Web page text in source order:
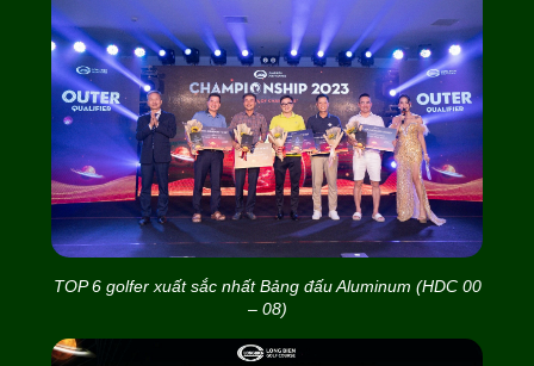
TOP 6 golfer xuất sắc nhất Bảng đấu Aluminum (HDC 00
– 08)